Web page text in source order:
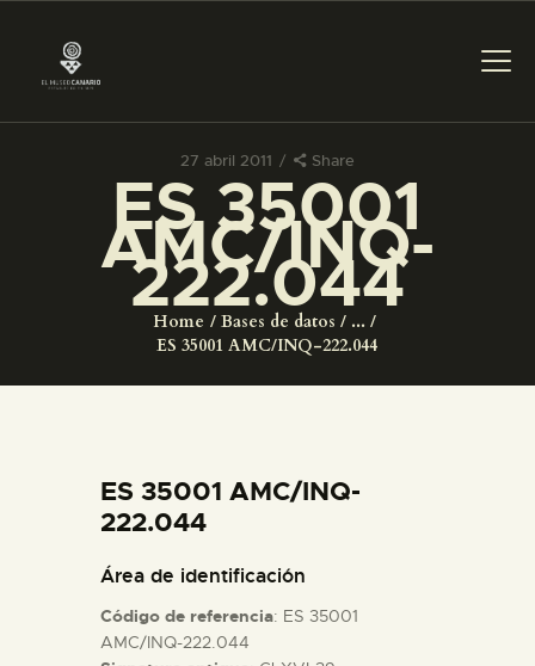
27 abril 2011 Share
ES 35001
AMC/INQ-
222.044
Home Bases de datos
...
ES 35001 AMC/INQ-222.044
PREPARAR LA VISITA
ACTIVIDADES
COLECCIONES
ESPAÑOL
ES 35001 AMC/INQ-
222.044
Área de identificación
Código de referencia: ES 35001
AMC/INQ-222.044